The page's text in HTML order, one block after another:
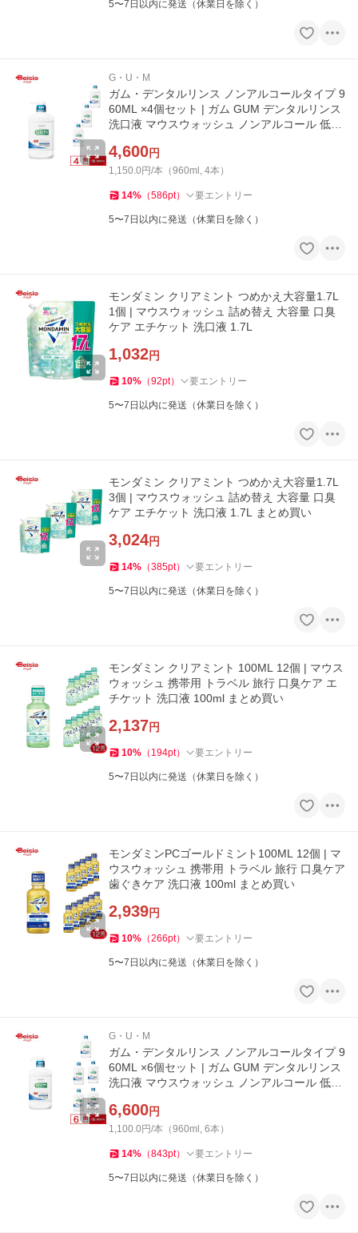
5〜7日以内に発送（休業日を除く）
G・U・M
ガム・デンタルリンス ノンアルコールタイプ 9
60ML ×4個セット | ガム GUM デンタルリンス
洗口液 マウスウォッシュ ノンアルコール 低刺
4,600円
1,150.0円/本（960ml, 4本）
14% （586pt） 要エントリー
5〜7日以内に発送（休業日を除く）
モンダミン クリアミント つめかえ大容量1.7L
1個 | マウスウォッシュ 詰め替え 大容量 口臭
ケア エチケット 洗口液 1.7L
1,032円
10% （92pt） 要エントリー
5〜7日以内に発送（休業日を除く）
モンダミン クリアミント つめかえ大容量1.7L
3個 | マウスウォッシュ 詰め替え 大容量 口臭
ケア エチケット 洗口液 1.7L まとめ買い
3,024円
14% （385pt） 要エントリー
5〜7日以内に発送（休業日を除く）
モンダミン クリアミント 100ML 12個 | マウス
ウォッシュ 携帯用 トラベル 旅行 口臭ケア エ
チケット 洗口液 100ml まとめ買い
2,137円
10% （ 194pt） 要エントリー
5〜7日以内に発送（休業日を除く）
モンダミンPCゴールドミント100ML 12個 | マ
ウスウォッシュ 携帯用 トラベル 旅行 口臭ケア
歯ぐきケア 洗口液 100ml まとめ買い
2,939円
10% （266pt） 要エントリー
5〜7日以内に発送（休業日を除く）
G・U・M
ガム・デンタルリンス ノンアルコールタイプ 9
60ML ×6個セット | ガム GUM デンタルリンス
洗口液 マウスウォッシュ ノンアルコール 低刺
6,600円
1,100.0円/本（960ml, 6本）
14% （843pt） 要エントリー
5〜7日以内に発送（休業日を除く）